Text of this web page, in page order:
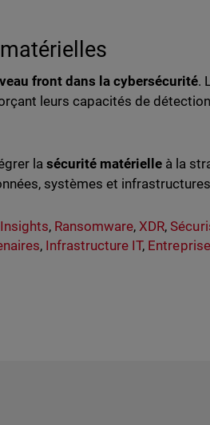
front dans la cybersécurité.
leurs capacités de
lasécurité matérielle à la
systèmes et
, Ransomware,XDR,
, Infrastructure IT, Entreprise